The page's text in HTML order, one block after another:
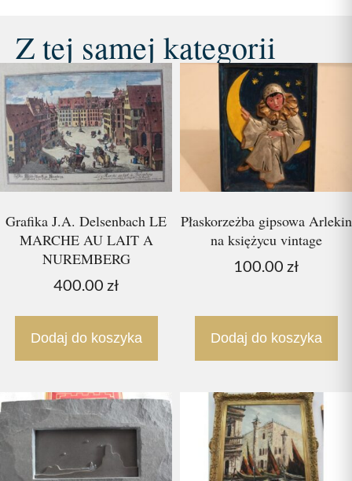
Z tej samej kategorii
Grafika J.A. Delsenbach LE
MARCHE AU LAIT A
NUREMBERG
400.00 zł
Dodaj do koszyka
Płaskorzeżba gipsowa Arlekin
na księżycu vintage
100.00 zł
Dodaj do koszyka